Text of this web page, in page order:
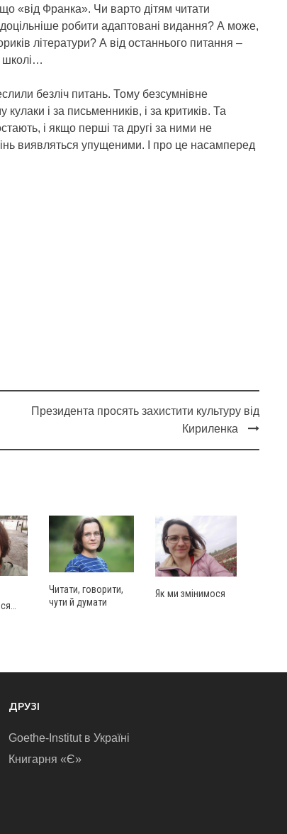
що «від Франка». Чи варто дітям читати
робити адаптовані видання? А може,
літератури? А від останнього питання –
школі…
безліч питань. Тому безсумнівне
і за письменників, і за критиків. Та
і якщо перші та другі за ними не
виявляться упущеними. І про це насамперед
Президента просять захистити культуру від
Кириленка
Читати, говорити,
чути й думати
Як ми змінимося
ДРУЗІ
Goethe-Institut в Україні
Книгарня «Є»